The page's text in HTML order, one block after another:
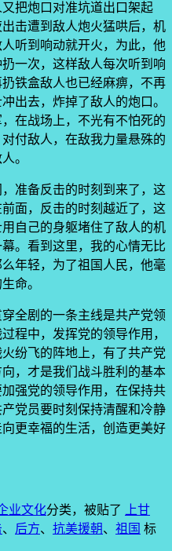
把炮口对准坑道出口架起
击遭到敌人炮火猛哄后，机
听到响动就开火，为此，他
一次，这样敌人每次听到响
铁盒敌人也已经麻痹，不再
出去，炸掉了敌人的炮口。
在战场上，不光有不怕死的
付敌人，在敌我力量悬殊的
。
准备反击的时刻到来了，这
面，反击的时刻越近了，这
自己的身躯堵住了敌人的机
。看到这里，我的心情无比
年轻，为了祖国人民，他毫
命。
全剧的一条主线是共产党领
程中，发挥党的领导作用，
纷飞的阵地上，有了共产党
，才是我们战斗胜利的基本
强党的领导作用，在保持共
党员要时刻保持清醒和冷静
更幸福的生活，创造更美好
业文化分类，被贴了
上甘
、 后方、 抗美援朝、 祖国 标